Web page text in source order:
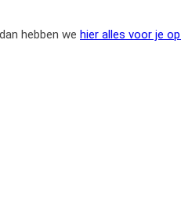
hebben we hier alles voor je